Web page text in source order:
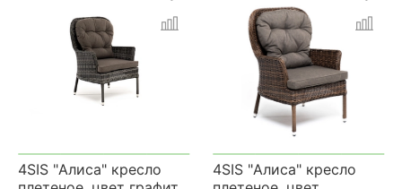
4SIS "Алиса" кресло
4SIS "Алиса" кресло